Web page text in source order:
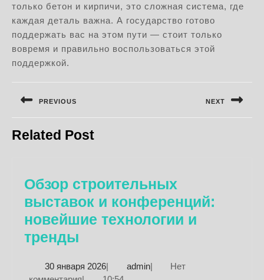
только бетон и кирпичи, это сложная система, где
каждая деталь важна. А государство готово
поддержать вас на этом пути — стоит только
вовремя и правильно воспользоваться этой
поддержкой.
по
PREVIOUS
запись:
NEXT
Related Post
Обзор строительных
выставок и конференций:
новейшие технологии и
тренды
выставок
30 января 202630
| adminadmin
|
Нет